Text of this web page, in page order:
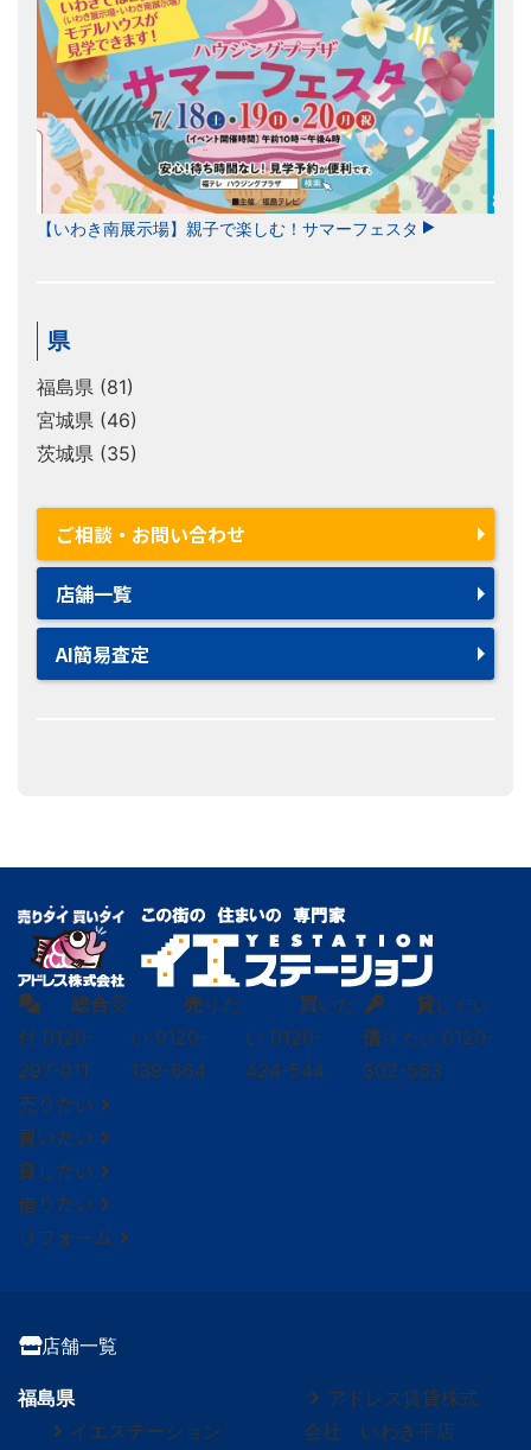
【いわき南展示場】親子で楽しむ！サマーフェスタ
県
福島県 (81)
宮城県 (46)
茨城県 (35)
ご相談・お問い合わせ
店舗一覧
AI簡易査定
総合受
付 0120-
297-011
売りた
い 0120-
139-664
買いた
い 0120-
424-544
貸し たい
借り たい 0120-
302-563
売りたい
買いたい
貸したい
借りたい
リフォーム
店舗一覧
福島県
イエステーション
アドレス賃貸株式
会社 いわき平店